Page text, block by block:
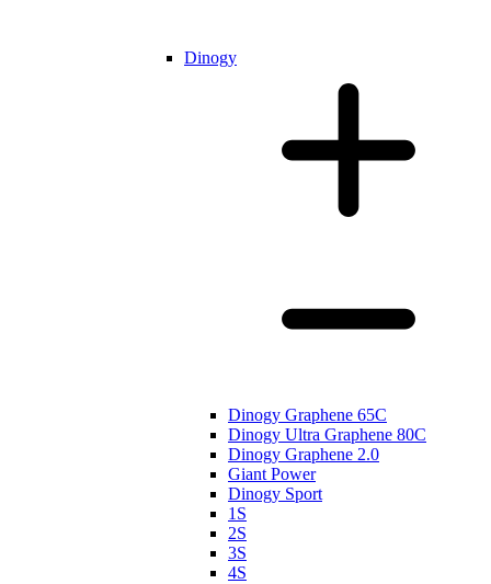
Dinogy
Dinogy Graphene 65C
Dinogy Ultra Graphene 80C
Dinogy Graphene 2.0
Giant Power
Dinogy Sport
1S
2S
3S
4S